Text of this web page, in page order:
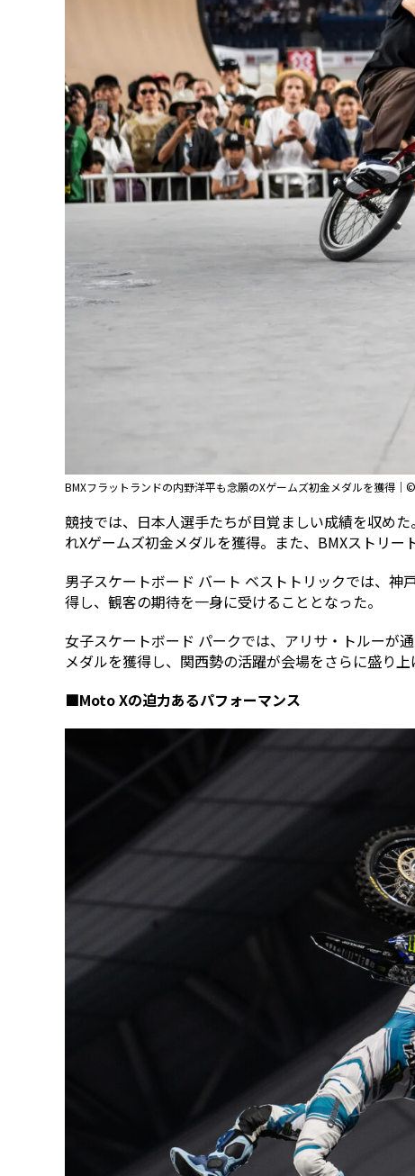
BMXフラットランドの内野洋平も念願のXゲームズ初金メダルを獲得
競技では、日本人選手たちが目覚ましい成績を収め
れXゲームズ初金メダルを獲得。また、BMXストリ
男子スケートボード バート ベストトリックでは、
得し、観客の期待を一身に受けることとなった。
女子スケートボード パークでは、アリサ・トルーが
メダルを獲得し、関西勢の活躍が会場をさらに盛り上
■Moto Xの迫力あるパフォーマンス